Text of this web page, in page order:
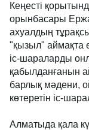
Кеңесті
орынбасары
ахуалдың
"қызыл" аймақта
іс-шараларды
қабылданғанын
барлық мәдени,
көтеретін іс-
Алматыда қала